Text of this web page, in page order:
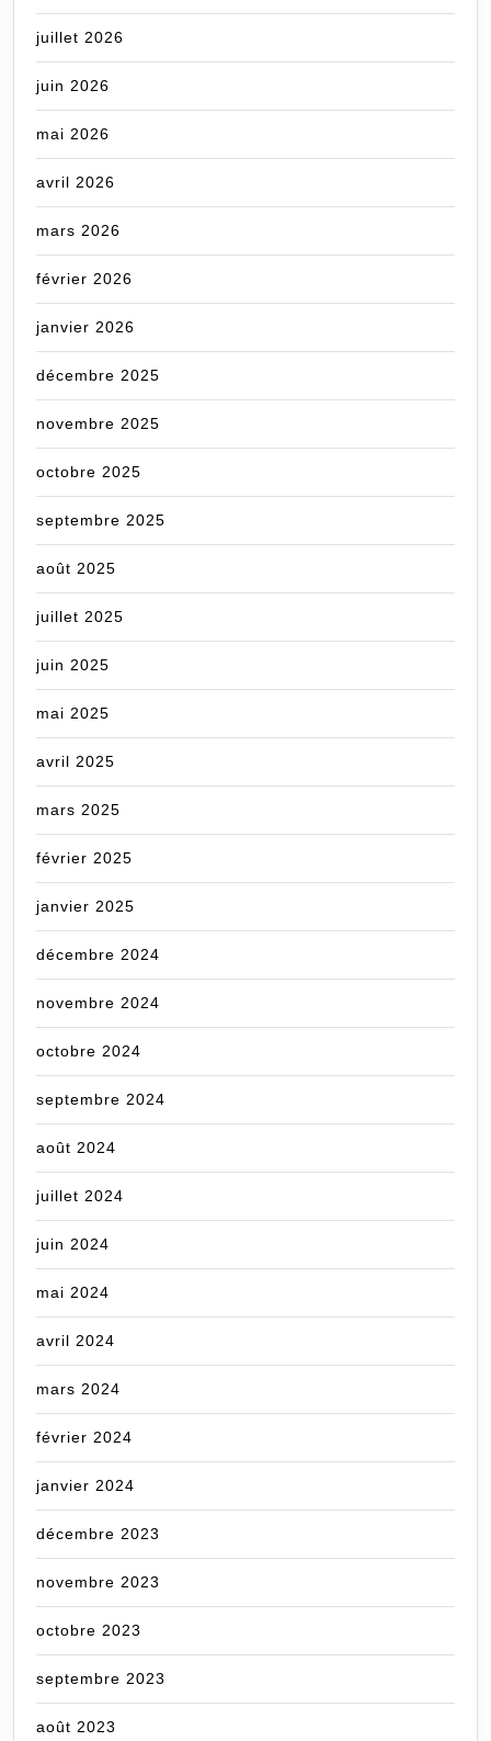
juillet 2026
juin 2026
mai 2026
avril 2026
mars 2026
février 2026
janvier 2026
décembre 2025
novembre 2025
octobre 2025
septembre 2025
août 2025
juillet 2025
juin 2025
mai 2025
avril 2025
mars 2025
février 2025
janvier 2025
décembre 2024
novembre 2024
octobre 2024
septembre 2024
août 2024
juillet 2024
juin 2024
mai 2024
avril 2024
mars 2024
février 2024
janvier 2024
décembre 2023
novembre 2023
octobre 2023
septembre 2023
août 2023